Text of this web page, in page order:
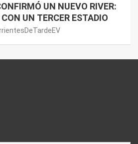
UN NUEVO RIVER:
UN TERCER ESTADIO